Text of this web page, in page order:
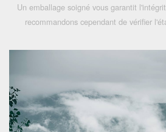
Un emballage soigné vous garantit
recommandons cependant de vérifier